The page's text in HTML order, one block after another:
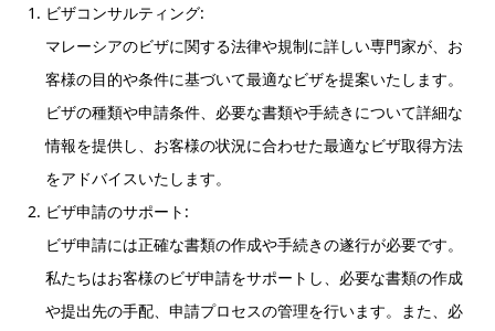
ビザコンサルティング:
マレーシアのビザに関する法律や規制に詳しい専門家が、お
客様の目的や条件に基づいて最適なビザを提案いたします。
ビザの種類や申請条件、必要な書類や手続きについて詳細な
情報を提供し、お客様の状況に合わせた最適なビザ取得方法
をアドバイスいたします。
ビザ申請のサポート:
ビザ申請には正確な書類の作成や手続きの遂行が必要です。
私たちはお客様のビザ申請をサポートし、必要な書類の作成
や提出先の手配、申請プロセスの管理を行います。また、必